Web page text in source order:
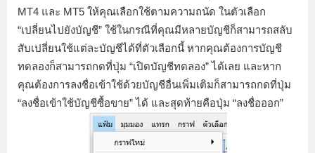
MT4 และ MT5 ให้คุณเลือกใช้ตามความถนัด ในตัวเลือก
“เปลี่ยนไปยังบัญชี” ใช้ในกรณีที่คุณมีหลายบัญชีก็สามารถสลับ
สับเปลี่ยนใช้แต่ละบัญชีได้ที่ตัวเลือกนี้ หากคุณต้องการบัญชี
ทดลองก็สามารถกดที่ปุ่ม “เปิดบัญชีทดลอง” ได้เลย และหาก
คุณต้องการลงชื่อเข้าใช้ด้วยบัญชีอื่นเพิ่มเติมก็สามารถกดที่ปุ่ม
“ลงชื่อเข้าใช้บัญชีซื้อขาย” ได้ และสุดท้ายคือปุ่ม “ลงชื่อออก”